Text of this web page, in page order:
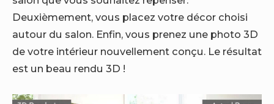
Deuxièmement, vous placez votre décor choisi
autour du salon. Enfin, vous prenez une photo 3D
de votre intérieur nouvellement conçu. Le résultat
est un beau rendu 3D !